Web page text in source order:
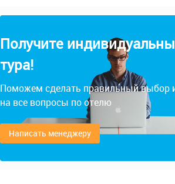
Получите
тура!
Поможем сделать правильный выбор
на все вопросы по отелю
Написать менеджеру